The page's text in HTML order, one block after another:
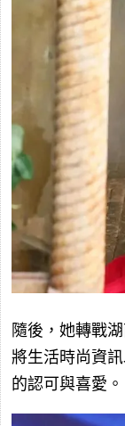
隨後，她轉戰
將生活時尚資
的認可與喜愛。